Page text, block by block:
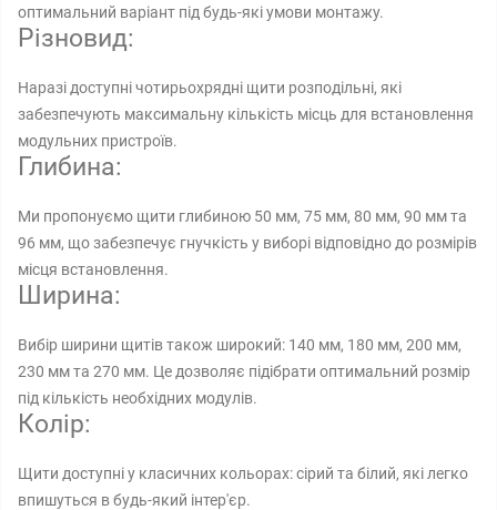
оптимальний варіант під будь-які умови монтажу.
Різновид:
Наразі доступні чотирьохрядні щити розподільні, які
забезпечують максимальну кількість місць для встановлення
модульних пристроїв.
Глибина:
Ми пропонуємо щити глибиною 50 мм, 75 мм, 80 мм, 90 мм та
96 мм, що забезпечує гнучкість у виборі відповідно до розмірів
місця встановлення.
Ширина:
Вибір ширини щитів також широкий: 140 мм, 180 мм, 200 мм,
230 мм та 270 мм. Це дозволяє підібрати оптимальний розмір
під кількість необхідних модулів.
Колір:
Щити доступні у класичних кольорах: сірий та білий, які легко
впишуться в будь-який інтер'єр.